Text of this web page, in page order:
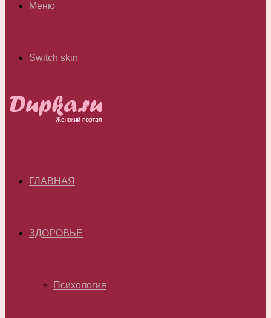
Меню
Switch skin
ГЛАВНАЯ
ЗДОРОВЬЕ
Психология